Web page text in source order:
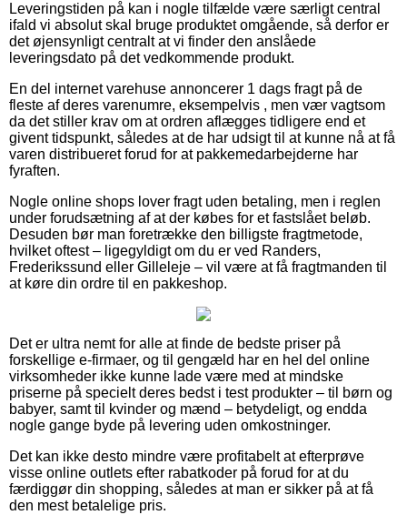
Leveringstiden på kan i nogle tilfælde være særligt central
ifald vi absolut skal bruge produktet omgående, så derfor er
det øjensynligt centralt at vi finder den anslåede
leveringsdato på det vedkommende produkt.
En del internet varehuse annoncerer 1 dags fragt på de
fleste af deres varenumre, eksempelvis , men vær vagtsom
da det stiller krav om at ordren aflægges tidligere end et
givent tidspunkt, således at de har udsigt til at kunne nå at få
varen distribueret forud for at pakkemedarbejderne har
fyraften.
Nogle online shops lover fragt uden betaling, men i reglen
under forudsætning af at der købes for et fastslået beløb.
Desuden bør man foretrække den billigste fragtmetode,
hvilket oftest – ligegyldigt om du er ved Randers,
Frederikssund eller Gilleleje – vil være at få fragtmanden til
at køre din ordre til en pakkeshop.
Det er ultra nemt for alle at finde de bedste priser på
forskellige e-firmaer, og til gengæld har en hel del online
virksomheder ikke kunne lade være med at mindske
priserne på specielt deres bedst i test produkter – til børn og
babyer, samt til kvinder og mænd – betydeligt, og endda
nogle gange byde på levering uden omkostninger.
Det kan ikke desto mindre være profitabelt at efterprøve
visse online outlets efter rabatkoder på forud for at du
færdiggør din shopping, således at man er sikker på at få
den mest betalelige pris.